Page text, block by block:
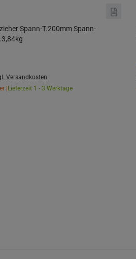
Spann-T.200mm Spann-
Versandkosten
| Lieferzeit 1 - 3 Werktage